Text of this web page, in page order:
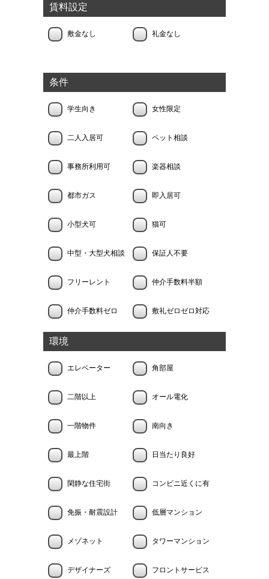
賃料設定
敷金なし 礼金なし
条件
学生向き 女性限定
二人入居可 ペット相談
事務所利用可 楽器相談
都市ガス 即入居可
小型犬可 猫可
中型・大型犬相談 保証人不要
フリーレント 仲介手数料半額
仲介手数料ゼロ 敷礼ゼロゼロ対応
環境
エレベーター 角部屋
二階以上 オール電化
一階物件 南向き
最上階 日当たり良好
閑静な住宅街 コンビニ近くに有
免振・耐震設計 低層マンション
メゾネット タワーマンション
デザイナーズ フロントサービス